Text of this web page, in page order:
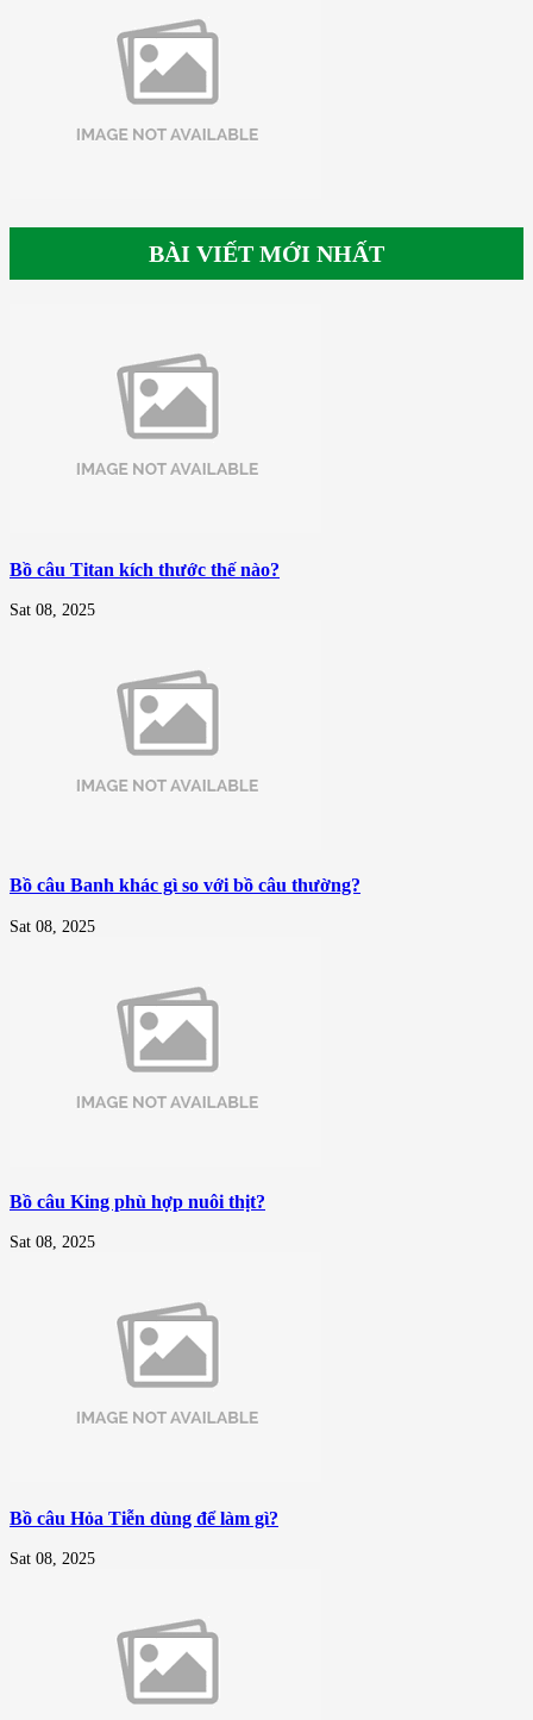
BÀI VIẾT MỚI NHẤT
Bồ câu Titan kích thước thế nào?
Sat 08, 2025
Bồ câu Banh khác gì so với bồ câu thường?
Sat 08, 2025
Bồ câu King phù hợp nuôi thịt?
Sat 08, 2025
Bồ câu Hỏa Tiễn dùng để làm gì?
Sat 08, 2025